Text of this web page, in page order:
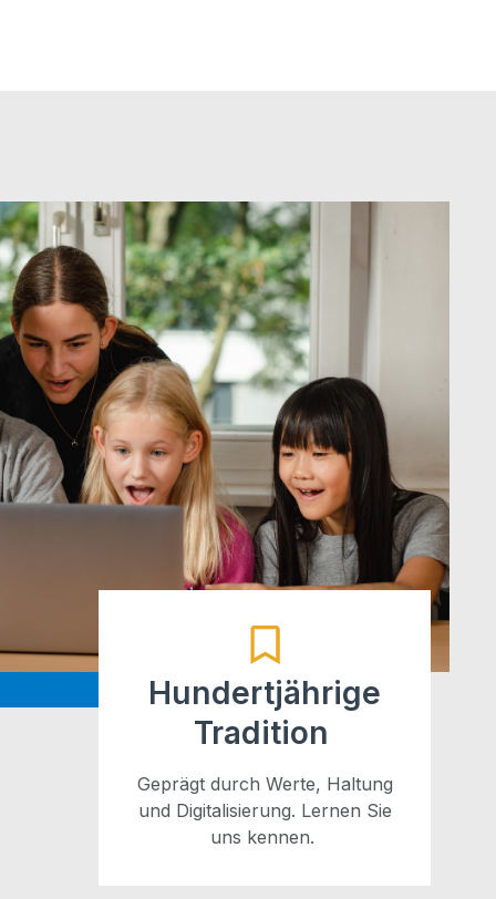
Hundertjährige
Tradition
Geprägt durch Wer­te, Hal­tung
und Digi­ta­li­sie­rung. Ler­nen Sie
uns kennen.